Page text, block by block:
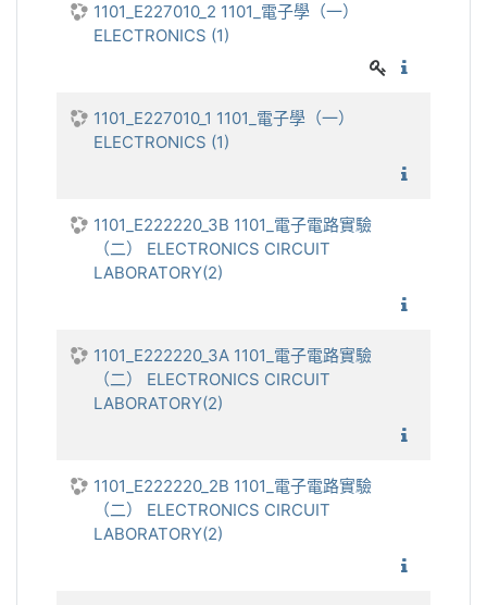
1101_E227010_2 1101_電子學（一）
ELECTRONICS (1)
1101_E227010_1 1101_電子學（一）
ELECTRONICS (1)
1101_E222220_3B 1101_電子電路實驗
（二） ELECTRONICS CIRCUIT
LABORATORY(2)
1101_E222220_3A 1101_電子電路實驗
（二） ELECTRONICS CIRCUIT
LABORATORY(2)
1101_E222220_2B 1101_電子電路實驗
（二） ELECTRONICS CIRCUIT
LABORATORY(2)